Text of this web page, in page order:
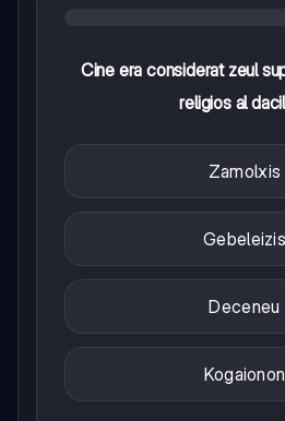
Cine era considerat zeul
religios al
Zamolxis
Gebeleizis
Deceneu
Kogaionon